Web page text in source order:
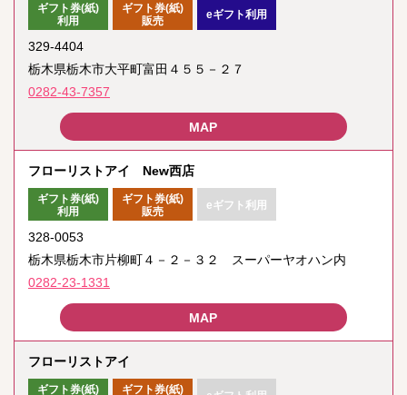
ギフト券(紙)
利用
ギフト券(紙)
販売
eギフト利用
329-4404
栃木県栃木市大平町富田４５５－２７
0282-43-7357
フローリストアイ New西店
ギフト券(紙)
利用
ギフト券(紙)
販売
eギフト利用
328-0053
栃木県栃木市片柳町４－２－３２ スーパーヤオハン内
0282-23-1331
フローリストアイ
ギフト券(紙) ギフト券(紙)